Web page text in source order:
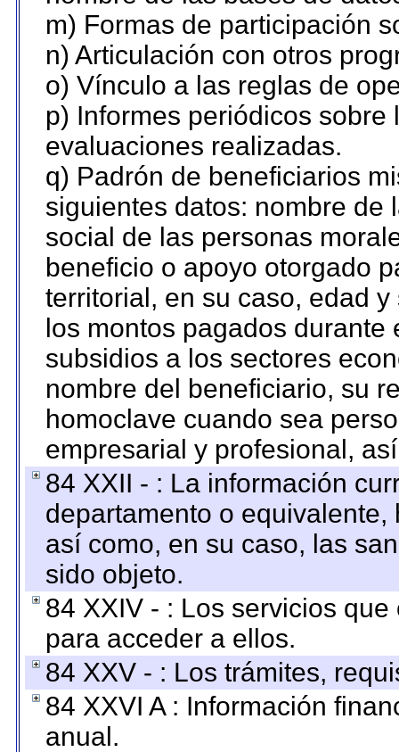
m) Formas de participación
n) Articulación con otros
o) Vínculo a las reglas de
p) Informes periódicos
evaluaciones realizadas.
q) Padrón de beneficiarios
siguientes datos: nombre de
social de las personas
beneficio o apoyo otorgado
territorial, en su caso, edad
los montos pagados
subsidios a los sectores
nombre del beneficiario, su
homoclave cuando sea
empresarial y profesional,
84 XXII - : La información
departamento o
así como, en su caso, las
sido objeto.
84 XXIV - : Los servicios
para acceder a ellos.
84 XXV - : Los trámites,
84 XXVI A : Información
anual.